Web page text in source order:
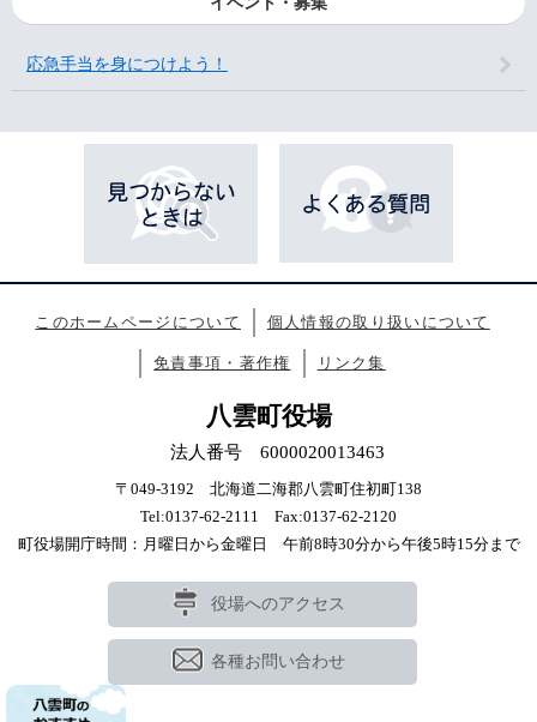
応急手当を身につけよう！
このホームページについて 個人情報の取り扱いについて
免責事項・著作権 リンク集
八雲町役場
法人番号 6000020013463
〒049-3192 北海道二海郡八雲町住初町138
Tel:0137-62-2111 Fax:0137-62-2120
町役場開庁時間：月曜日から金曜日 午前8時30分から午後5時15分まで
役場へのアクセス
各種お問い合わせ